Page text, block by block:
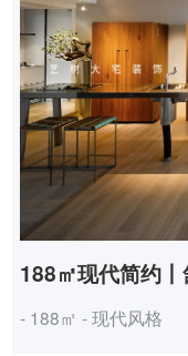
188㎡现代简约
- 188㎡ - 现代风格